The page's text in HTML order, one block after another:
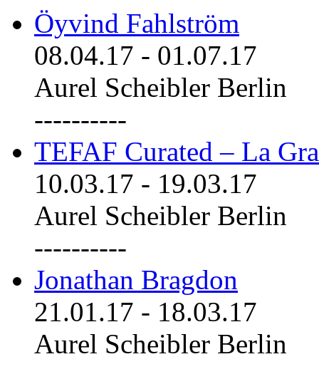
Öyvind Fahlström
08.04.17 - 01.07.17
Aurel Scheibler Berlin
----------
TEFAF Curated – La
10.03.17 - 19.03.17
Aurel Scheibler Berlin
----------
Jonathan Bragdon
21.01.17 - 18.03.17
Aurel Scheibler Berlin